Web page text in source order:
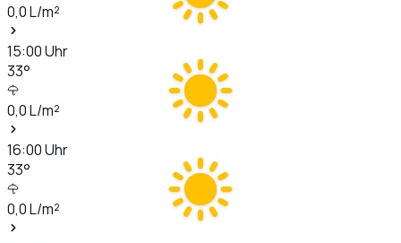
0,0L/m²
15:00Uhr
33°
0,0L/m²
16:00Uhr
33°
0,0L/m²